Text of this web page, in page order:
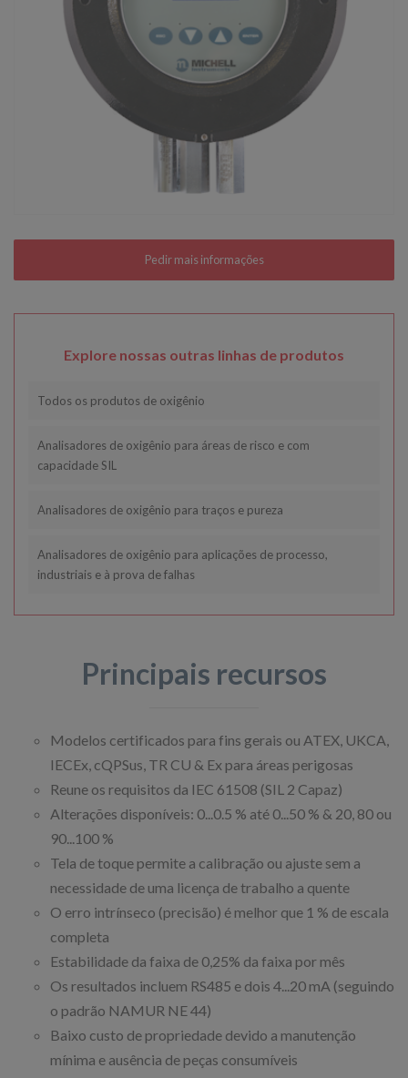
Explore nossas outras linhas de produtos
Todos os produtos de oxigênio
Analisadores de oxigênio para áreas de risco e com
capacidade SIL
Analisadores de oxigênio para traços e pureza
Analisadores de oxigênio para aplicações de processo,
industriais e à prova de falhas
Principais recursos
Modelos certificados para fins gerais ou ATEX, UKCA,
IECEx, cQPSus, TR CU & Ex para áreas perigosas
Reune os requisitos da IEC 61508 (SIL 2 Capaz)
Alterações disponíveis: 0...0.5 % até 0...50 % & 20, 80 ou
90...100 %
Tela de toque permite a calibração ou ajuste sem a
necessidade de uma licença de trabalho a quente
O erro intrínseco (precisão) é melhor que 1 % de escala
completa
Estabilidade da faixa de 0,25% da faixa por mês
Os resultados incluem RS485 e dois 4...20 mA (seguindo
o padrão NAMUR NE 44)
Baixo custo de propriedade devido a manutenção
mínima e ausência de peças consumíveis